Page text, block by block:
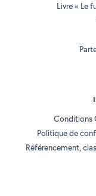
Livre « Le
Conditions
Politique de
Référencement,